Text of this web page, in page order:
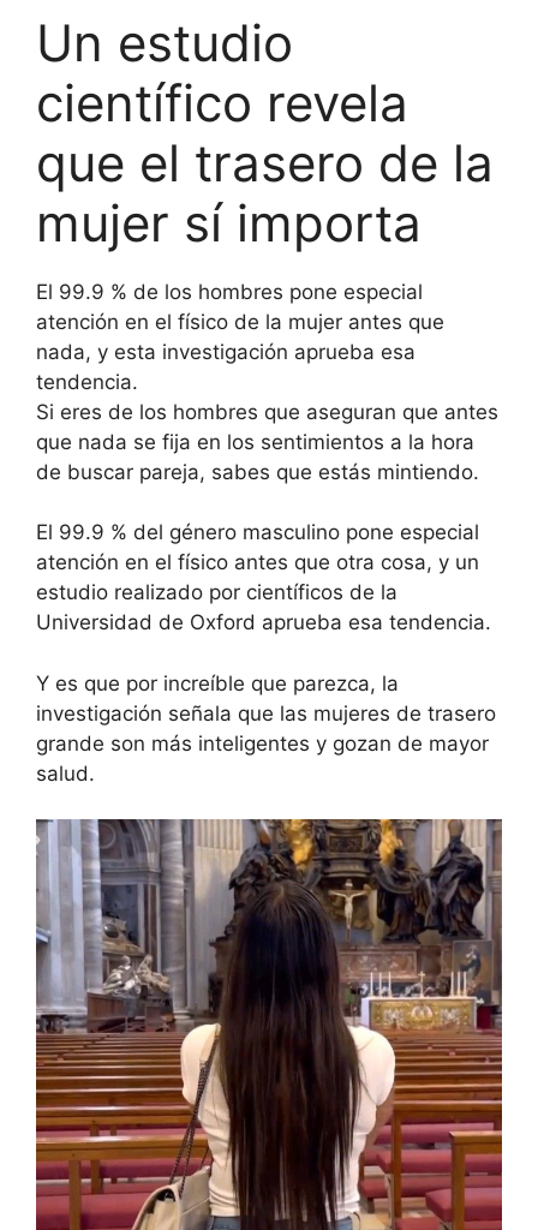
Un estudio
científico revela
que el trasero de la
mujer sí importa
El 99.9 % de los hombres pone especial
atención en el físico de la mujer antes que
nada, y esta investigación aprueba esa
tendencia.
Si eres de los hombres que aseguran que antes
que nada se fija en los sentimientos a la hora
de buscar pareja, sabes que estás mintiendo.
El 99.9 % del género masculino pone especial
atención en el físico antes que otra cosa, y un
estudio realizado por científicos de la
Universidad de Oxford aprueba esa tendencia.
Y es que por increíble que parezca, la
investigación señala que las mujeres de trasero
grande son más inteligentes y gozan de mayor
salud.